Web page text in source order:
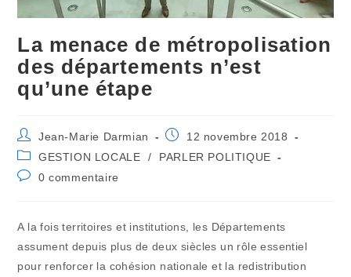
La menace de métropolisation
des départements n’est
qu’une étape
Auteur/autrice
de
la
publication :
Jean-Marie Darmian
Publication
12 novembre 2018
Post
category:
GESTION LOCALE /
PARLER POLITIQUE
Commentaires
0 commentaire
A la fois territoires et institutions, les Départements
assument depuis plus de deux siècles un rôle essentiel
pour renforcer la cohésion nationale et la redistribution